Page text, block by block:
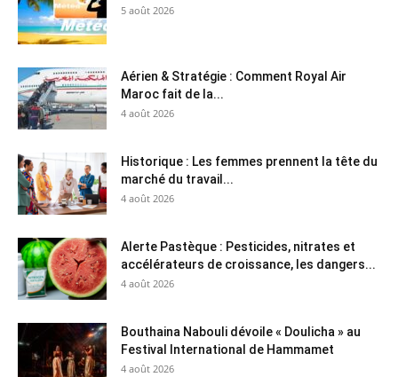
5 août 2026
Aérien & Stratégie : Comment Royal Air
Maroc fait de la...
4 août 2026
Historique : Les femmes prennent la tête du
marché du travail...
4 août 2026
Alerte Pastèque : Pesticides, nitrates et
accélérateurs de croissance, les dangers...
4 août 2026
Bouthaina Nabouli dévoile « Doulicha » au
Festival International de Hammamet
4 août 2026